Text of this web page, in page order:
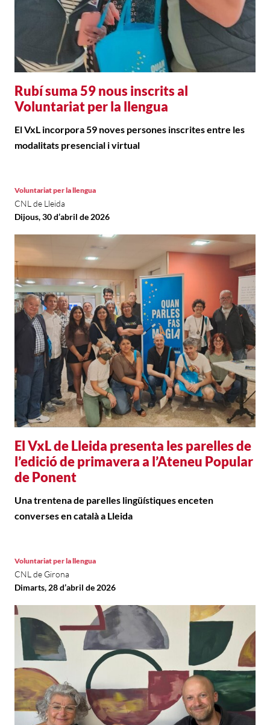
Rubí suma 59 nous inscrits al
Voluntariat per la llengua
El VxL incorpora 59 noves persones inscrites entre les
modalitats presencial i virtual
El VxL de Lleida presenta les parelles de
l’edició de primavera a l’Ateneu Popular
de Ponent
Voluntariat per la llengua
CNL de Lleida
Dijous, 30 d’abril de 2026
Una trentena de parelles lingüístiques enceten
converses en català a Lleida
Voluntariat per la llengua
CNL de Girona
Dimarts, 28 d’abril de 2026